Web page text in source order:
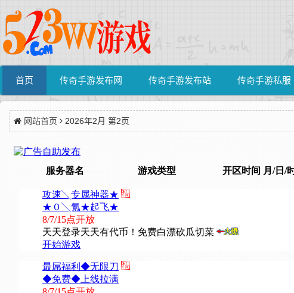
首页 传奇手游发布网 传奇手游发布站 传奇手游私服
网站首页 2026年2月 第2页